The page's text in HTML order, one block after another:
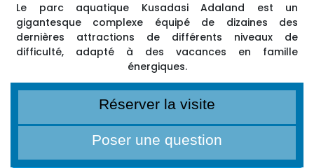
Le parc aquatique Kusadasi Adaland est un
gigantesque complexe équipé de dizaines des
dernières attractions de différents niveaux de
difficulté, adapté à des vacances en famille
énergiques.
Réserver la visite
Poser une question